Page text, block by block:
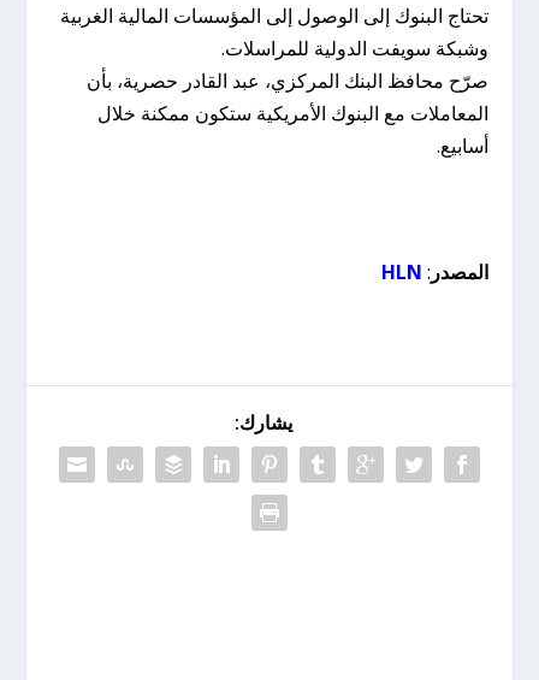
تحتاج البنوك إلى الوصول إلى المؤسسات المالية الغربية
وشبكة سويفت الدولية للمراسلات.
صرّح محافظ البنك المركزي، عبد القادر حصرية، بأن
المعاملات مع البنوك الأمريكية ستكون ممكنة خلال
أسابيع.
المصدر :
HLN
يشارك: